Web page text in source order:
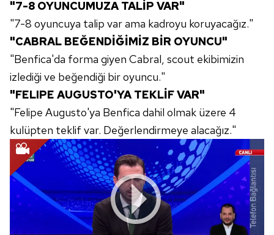
Sitemizde kendimize ve üçüncü kişilere ait çerezler
kullanılmaktadır. Bu çerezler vasıtasıyla çeşitli kişisel
verileriniz işlenmekte olup gerekli olan çerezler bilgi
kullanılmaktadır. Diğer çerezler, sitemizin daha işlevsel
kılınması ve kişiselleştirilmesi ve sizlere yönelik
reklam/pazarlama faaliyetlerinin yapılması, amaçlarıyla
sınırlı olarak açık rızanız dahilinde kullanılacaktır.
Çerezlere ilişkin tercihlerinizi aşağıda yer alan panel
vasıtasıyla belirleyebilirsiniz. Çerezlere ilişkin detaylı bilgi
için Ayarlar butonuna tıklayabilir,Çerez Bilgilendirme
Metnimizi
ziyaret edebilirsiniz.
6698 sayılı Kişisel Verilerin Korunması Kanunu uyarınca
hazırlanmış Aydınlatma Metnimizi okumak ve sitemizde
"7-8 OYUNCUMUZA TALİP VAR"
"7-8 oyuncuya talip var ama kadroyu koruyacağız."
"CABRAL BEĞENDİĞİMİZ BİR OYUNCU"
"Benfica'da forma giyen Cabral, scout ekibimizin
izlediği ve beğendiği bir oyuncu."
"FELIPE AUGUSTO'YA TEKLİF VAR"
"Felipe Augusto'ya Benfica dahil olmak üzere 4
kulüpten teklif var. Değerlendirmeye alacağız."